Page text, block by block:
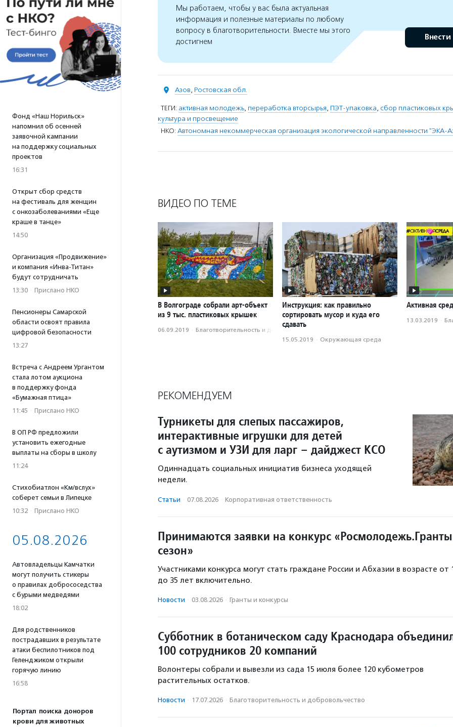
Фонд «Наш Норильск»
напомнил об осенней
заявочной кампании
на поддержку социальных
проектов
16:31
Открыт сбор средств
на фестиваль для женщин
с онкозаболеваниями «Еще
краше в танце»
14:50
Организация «Продвижение»
и компания «Инва-Титан»
будут сотрудничать
13:30 · Прислано НКО
Пенсионеры Самарской
области освоят правила
цифровой безопасности
13:27
Встреча с Андреем Ургантом
стала лотом аукциона
в поддержку фонда
«Бумажная птица»
11:45 · Прислано НКО
В ОП РФ предложили
установить ежегодные
выплаты на сборы в школу
11:24
Стихобиатлон «Км/вслух»
соберет семьи в Липецке
10:32 · Прислано НКО
05.08.2026
Автовладельцы Камчатки
могут получить стикеры
о правилах добрососедства
с бурыми медведями
18:02
Для родственников
пострадавших в результате
атаки беспилотников под
Геленджиком открыли
горячую линию
16:58
Портал поиска доноров
крови для животных
Мы работаем, чтобы у вас была актуальная
информация и полезные материалы по любому
вопросу в благотворительности. Вместе мы этого
достигнем
Внести
Азов, Ростовская обл.
ТЕГИ: активная молодежь, переработка вторсырья, ПЭТ-упаковка, сбор пластиковых
культура и просвещение
НКО: Автономная некоммерческая организация экологической направленности "ЭКА-
ВИДЕО ПО ТЕМЕ
В Волгограде собрали арт-объект
из 9 тыс. пластиковых крышек
06.09.2019 · Благотвори­тель­ность и доброволь­чест­во
Инструкция: как правильно
сортировать мусор и куда его
сдавать
15.05.2019 · Окружающая среда
Активная
13.03.2019 ·
РЕКОМЕНДУЕМ
Турникеты для слепых пассажиров,
интерактивные игрушки для детей
с аутизмом и УЗИ для ларг – дайджест КСО
Одиннадцать социальных инициатив бизнеса уходящей
недели.
Статьи · 07.08.2026 · Корпоративная ответственность
Принимаются заявки на конкурс
сезон»
Участниками конкурса могут стать граждане России и Абхазии в возрасте от
до 35 лет включительно.
Новости · 03.08.2026 · Гранты и конкурсы
Субботник в ботаническом саду Краснодара
100 сотрудников 20 компаний
Волонтеры собрали и вывезли из сада 15 июля более 120 кубометров
растительных остатков.
Новости · 17.07.2026 · Благотвори­тель­ность и доброволь­чест­во